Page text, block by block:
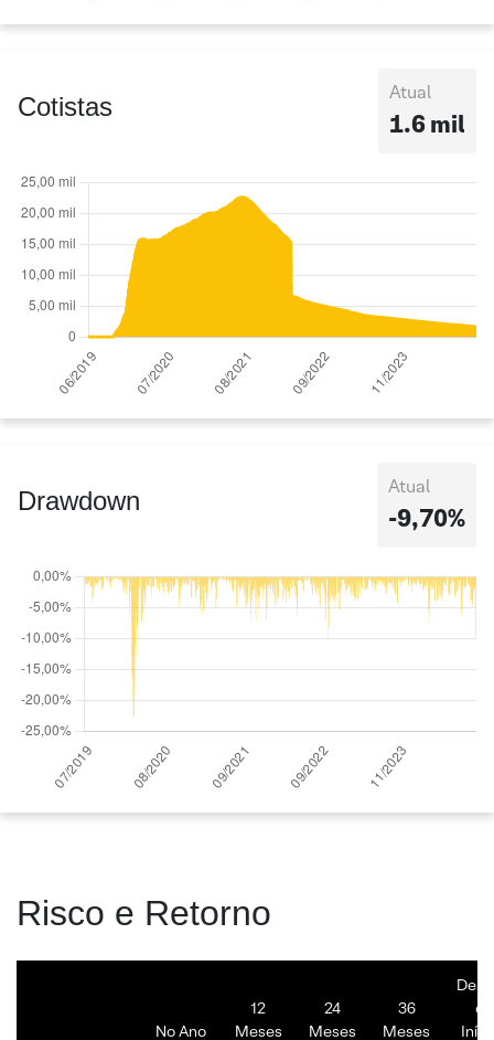
Cotistas Atual
1.6 mil
Drawdown Atual
-9,70%
Risco e Retorno
No Ano
12
Meses
24
Meses
36
Meses
o